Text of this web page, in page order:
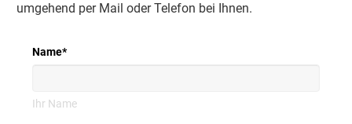
umgehend per Mail oder Telefon bei Ihnen.
Name*
Ihr Name